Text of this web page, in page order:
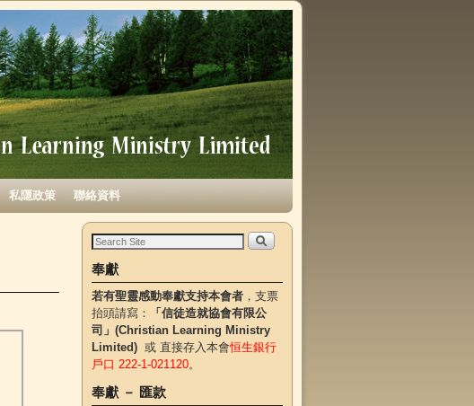
私隱政策 聯絡資料
奉獻
若有聖靈感動奉獻支持本會者 ，支票
抬頭請寫：
「信徒造就協會有限公
司」(Christian Learning Ministry
Limited) 或 直接存入本會恒生銀行
戶口 222-1-021120。
奉獻 － 匯款